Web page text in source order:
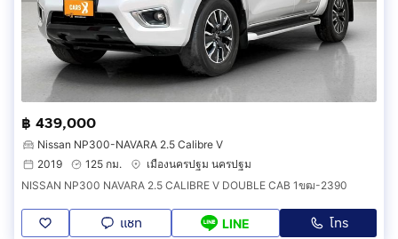
฿ 439,000
Nissan NP300-NAVARA 2.5 Calibre V
2019
125 กม.
เมืองนครปฐม นครปฐม
NISSAN NP300 NAVARA 2.5 CALIBRE V DOUBLE CAB 1ขฒ-2390
แชท LINE โทร